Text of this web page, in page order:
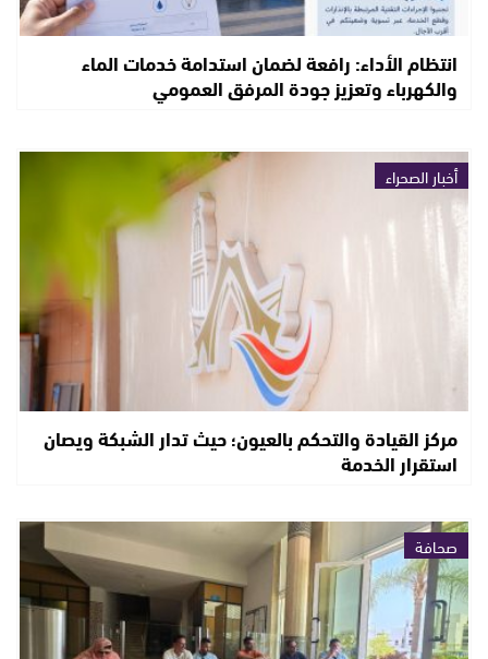
انتظام الأداء: رافعة لضمان استدامة خدمات الماء
والكهرباء وتعزيز جودة المرفق العمومي
أخبار الصحراء
مركز القيادة والتحكم بالعيون؛ حيث تدار الشبكة ويصان
استقرار الخدمة
صحافة